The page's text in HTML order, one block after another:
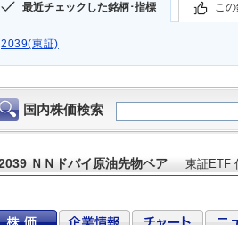
最近チェックした銘柄･指標 こ
2039(東証)